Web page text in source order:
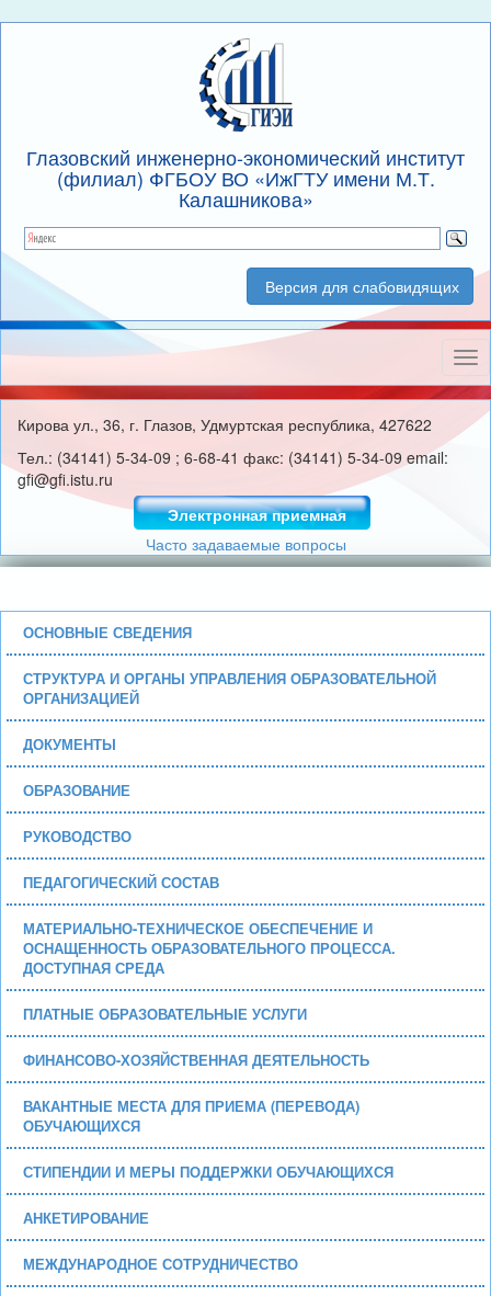
Глазовский инженерно-экономический институт
(филиал) ФГБОУ ВО «ИжГТУ имени М.Т.
Калашникова»
Версия для слабовидящих
Кирова ул., 36, г. Глазов, Удмуртская республика, 427622
Тел.: (34141) 5-34-09 ; 6-68-41 факс: (34141) 5-34-09 email:
gfi@gfi.istu.ru
Электронная приемная
Часто задаваемые вопросы
ОСНОВНЫЕ СВЕДЕНИЯ
СТРУКТУРА И ОРГАНЫ УПРАВЛЕНИЯ ОБРАЗОВАТЕЛЬНОЙ
ОРГАНИЗАЦИЕЙ
ДОКУМЕНТЫ
ОБРАЗОВАНИЕ
РУКОВОДСТВО
ПЕДАГОГИЧЕСКИЙ СОСТАВ
МАТЕРИАЛЬНО-ТЕХНИЧЕСКОЕ ОБЕСПЕЧЕНИЕ И
ОСНАЩЕННОСТЬ ОБРАЗОВАТЕЛЬНОГО ПРОЦЕССА.
ДОСТУПНАЯ СРЕДА
ПЛАТНЫЕ ОБРАЗОВАТЕЛЬНЫЕ УСЛУГИ
ФИНАНСОВО-ХОЗЯЙСТВЕННАЯ ДЕЯТЕЛЬНОСТЬ
ВАКАНТНЫЕ МЕСТА ДЛЯ ПРИЕМА (ПЕРЕВОДА)
ОБУЧАЮЩИХСЯ
СТИПЕНДИИ И МЕРЫ ПОДДЕРЖКИ ОБУЧАЮЩИХСЯ
АНКЕТИРОВАНИЕ
МЕЖДУНАРОДНОЕ СОТРУДНИЧЕСТВО